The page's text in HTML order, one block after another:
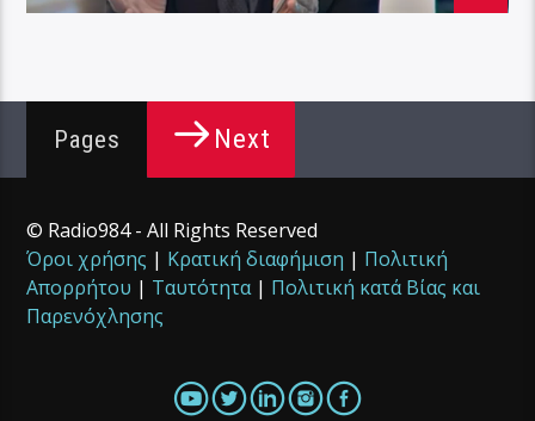
Pages Next
© Radio984 - All Rights Reserved
Όροι χρήσης | Κρατική διαφήμιση | Πολιτική
Απορρήτου | Ταυτότητα| Πολιτική κατά Βίας και
Παρενόχλησης